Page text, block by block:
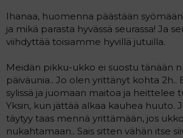
Ihanaa, huomenna päästään
ja mikä parasta hyvässä seurassa! Ja
viihdyttää toisiamme hyvillä jutuilla.
Meidän pikku-ukko ei suostu tänään
päiväunia.. Jo olen yrittänyt kohta 2h..
sylissä ja juomaan maitoa ja heittelee
Yksin, kun jättää alkaa kauhea huuto.
täytyy taas mennä yrittämään, jos
nukahtamaan.. Sais sitten vähän itse